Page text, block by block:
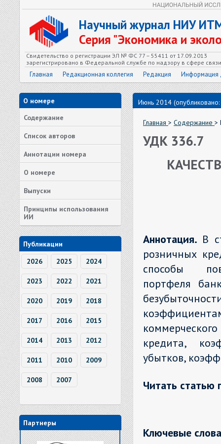
Научный журнал НИУ
Серия "Экономика и
Свидетельство о регистрации ЭЛ № ФС 77 – 55411 от 17.09.2013
зарегистрировано в Федеральной службе по надзору в сфере
Главная Редакционная коллегия Редакция Информация
О номере
Содержание
Список авторов
Аннотации номера
О номере
Выпуски
Принципы использования
ИИ
Публикации
2026
2025 2024
2023 2022 2021
2020 2019 2018
2017 2016 2015
2014 2013 2012
2011 2010 2009
2008 2007
Партнеры
Июнь 2014
Главная > Содержание >
УДК 336.7
Аннотация. В
розничных
способы
портфеля
кредита,
убытков,
Читать статью
Ключевые